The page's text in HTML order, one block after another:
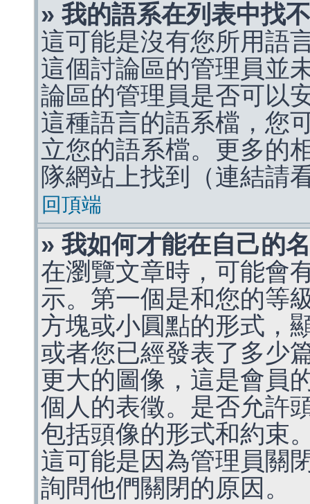
» 我的語系在列表中找
這可能是沒有您所用語
這個討論區的管理員並
論區的管理員是否可以
這種語言的語系檔，您
立您的語系檔。更多的
隊網站上找到（連結請
回頂端
» 我如何才能在自己的
在瀏覽文章時，可能會
示。第一個是和您的等
方塊或小圓點的形式，
或者您已經發表了多少
更大的圖像，這是會員
個人的表徵。是否允許
包括頭像的形式和約束
這可能是因為管理員關
詢問他們關閉的原因。